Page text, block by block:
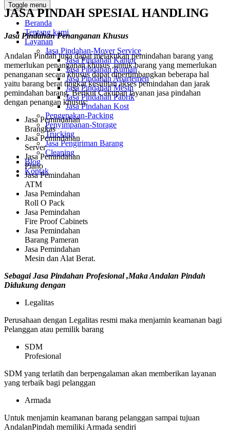
Toggle menu
Beranda
Tentang kami
Layanan
Jasa Pindahan-Mover Service
Jasa Pindahan Kantor
Jasa Pindahan Rumah
Jasa Pindahan Apartemen
Jasa Pindahan Mesin
Jasa Pindahan Pabrik
Jasa Pindahan Kost
Pengepakan-Packing
Penyimpanan-Storage
Trucking
Jasa Pengiriman Barang
Cleaning
Blog
Kontak
JASA PINDAH SPESIAL HANDLING
Jasa Pindahan Penanganan Khusus
Andalan Pindah juga dapat melakukan pemindahan barang yang
memerlukan penanganan khusus ,untuk barang yang memerlukan
penanganan secara khusus dapat dipertimbangkan beberapa hal
yaitu barang berat tingkat kesulitan akses pemindahan dan jarak
pemindahan barang. Berikut Cakupan layanan jasa pindahan
dengan penangan khusus:
Jasa Pemindahan
Brangkas
Jasa Pemindahan
Server
Jasa Pemindahan
Piano
Jasa Pemindahan
ATM
Jasa Pemindahan
Roll O Pack
Jasa Pemindahan
Fire Proof Cabinets
Jasa Pemindahan
Barang Pameran
Jasa Pemindahan
Mesin dan Alat Berat.
Sebagai Jasa Pindahan Profesional ,Maka Andalan Pindah
Didukung dengan
Legalitas
Perusahaan dengan Legalitas resmi maka menjamin keamanan bagi
Pelanggan atau pemilik barang
SDM
Profesional
SDM yang terlatih dan berpengalaman akan memberikan layanan
yang terbaik bagi pelanggan
Armada
Untuk menjamin keamanan barang pelanggan sampai tujuan
AndalanPindah memiliki Armada sendiri